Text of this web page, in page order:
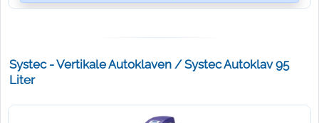
Systec - Vertikale Autoklaven / Systec Autoklav 95
Liter